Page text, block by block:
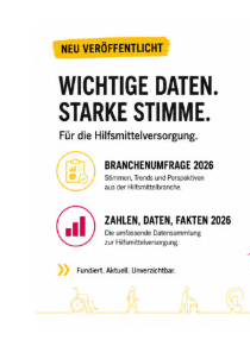
Zeige
grösseres
Bild